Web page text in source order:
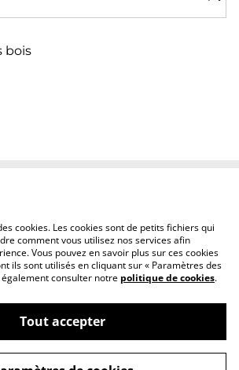
bois
de
Politique de cookies
cookies. Les cookies sont de petits fichiers qui
comment vous utilisez nos services afin
Vous pouvez en savoir plus sur ces cookies
ils sont utilisés en cliquant sur « Paramètres des
également consulter notre politique de cookies.
Tout accepter